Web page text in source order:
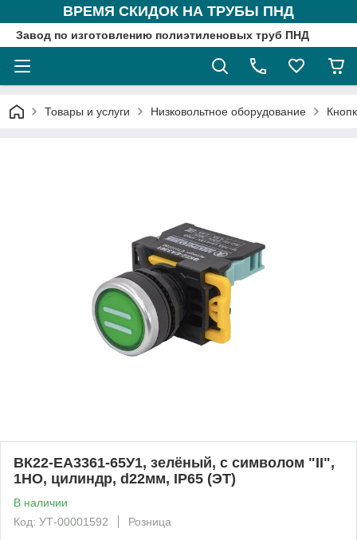
ВРЕМЯ СКИДОК НА ТРУБЫ ПНД
Завод по изготовлению полиэтиленовых труб ПНД
Товары и услуги Низковольтное оборудование
ВК22-EA3361-65У1, зелёный, с символом "II",
1НО, цилиндр, d22мм, IP65 (ЭТ)
В наличии
Код: УТ-00001592
Розница